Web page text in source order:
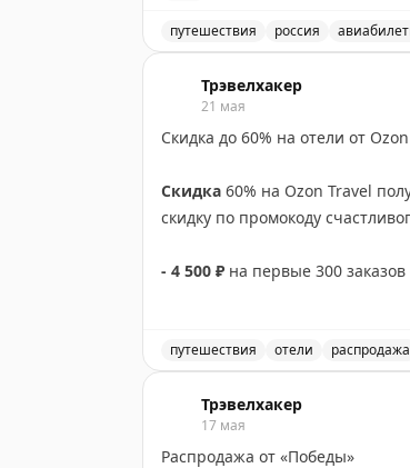
Завидуем от чистого
обязательно езжайте
Трэвелхакер
😎 Авито Путешествия
ПАУЗА -8% на проживание с 11
Бронируем по ссылке
🌎Трэвелхакер
—27 мая — 12%
—28 мая — 15%
Действует на
путешествия россия
Трэвелхакер
21 мая
Скидка до 60% на отели от
Скидка 60% на Ozon Travel
скидку по промокоду
- 4 500 ₽ на первые 300 заказов
Бронируем по ссылке
Трэвелхакер
путешествия отели распродажа
Трэвелхакер
17 мая
Распродажа от «Победы»